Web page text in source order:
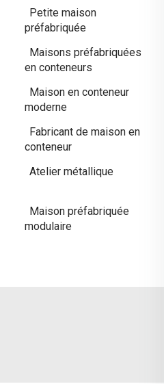
Petite maison
préfabriquée
Maisons préfabriquées
en conteneurs
Maison en conteneur
moderne
Fabricant de maison en
conteneur
Atelier métallique
Maison préfabriquée
modulaire